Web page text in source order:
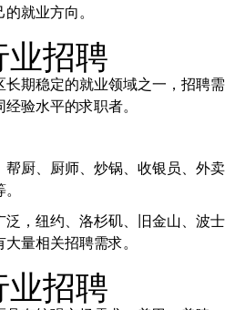
就业方向。
招聘
期稳定的就业领域之一，招聘需
验水平的求职者。
厨、厨师、炒锅、收银员、外卖
，纽约、洛杉矶、旧金山、波士
量相关招聘需求。
招聘